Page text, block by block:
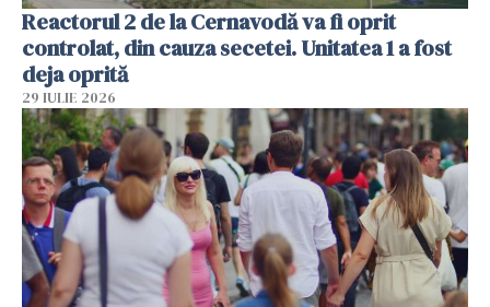
Reactorul 2 de la Cernavodă va fi oprit
controlat, din cauza secetei. Unitatea 1 a fost
deja oprită
29 IULIE 2026